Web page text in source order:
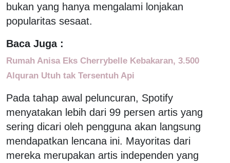
bukan yang hanya mengalami lonjakan
popularitas sesaat.
Baca Juga :
Rumah Anisa Eks Cherrybelle Kebakaran, 3.500
Alquran Utuh tak Tersentuh Api
Pada tahap awal peluncuran, Spotify
menyatakan lebih dari 99 persen artis yang
sering dicari oleh pengguna akan langsung
mendapatkan lencana ini. Mayoritas dari
mereka merupakan artis independen yang